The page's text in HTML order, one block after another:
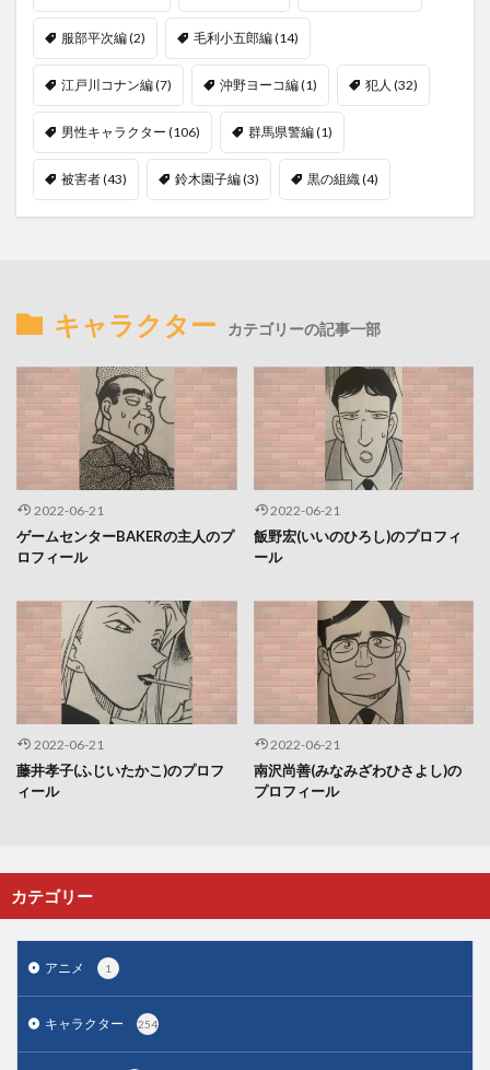
服部平次編(2) 毛利小五郎編(14)
江戸川コナン編(7) 沖野ヨーコ編(1) 犯人 (32)
男性キャラクター (106) 群馬県警編(1)
被害者(43) 鈴木園子編(3) 黒の組織 (4)
キャラクター カテゴリーの記事一部
2022-06-21
ゲームセンターBAKERの主人のプ
ロフィール
2022-06-21
飯野宏(いいのひろし)のプロフィ
ール
2022-06-21
藤井孝子(ふじいたかこ)のプロフ
ィール
2022-06-21
南沢尚善(みなみざわひさよし)の
プロフィール
カテゴリー
アニメ 1
キャラクター 254